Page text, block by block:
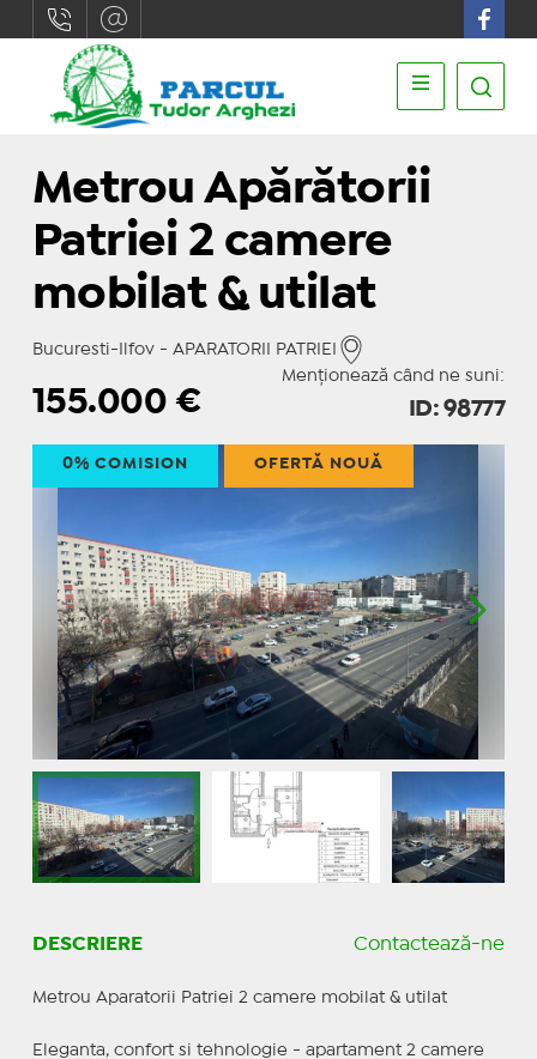
Metrou Apărătorii
Patriei 2 camere
mobilat & utilat
Bucuresti-Ilfov - APARATORII PATRIEI
Menționează când ne suni:
155.000 € ID: 98777
0% COMISION OFERTĂ NOUĂ
DESCRIERE Contactează-ne
Metrou Aparatorii Patriei 2 camere mobilat & utilat
Eleganta, confort si tehnologie - apartament 2 camere